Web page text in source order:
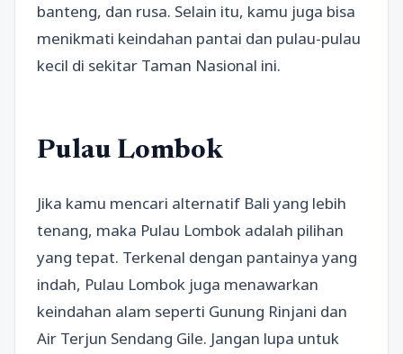
banteng, dan rusa. Selain itu, kamu juga bisa
menikmati keindahan pantai dan pulau-pulau
kecil di sekitar Taman Nasional ini.
Pulau Lombok
Jika kamu mencari alternatif Bali yang lebih
tenang, maka Pulau Lombok adalah pilihan
yang tepat. Terkenal dengan pantainya yang
indah, Pulau Lombok juga menawarkan
keindahan alam seperti Gunung Rinjani dan
Air Terjun Sendang Gile. Jangan lupa untuk